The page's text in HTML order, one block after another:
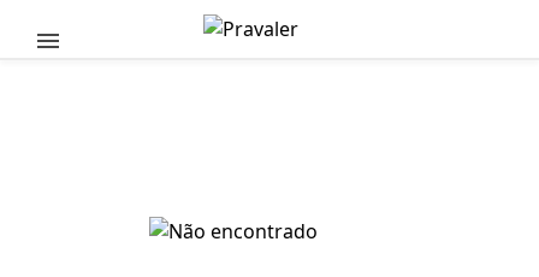
Pular para o conteúdo principal